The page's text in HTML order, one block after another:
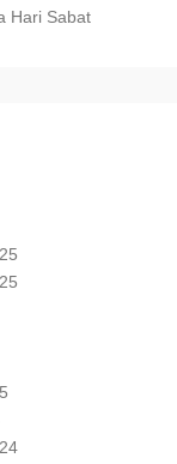
Hari Sabat